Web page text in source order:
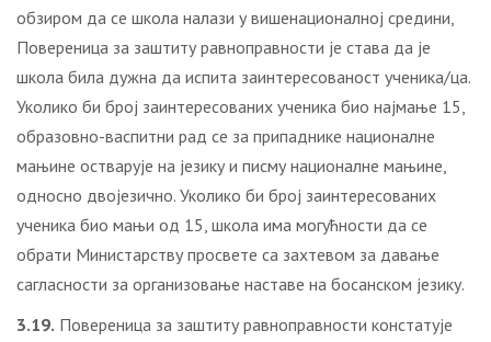
обзиром да се школа налази у вишенационалној средини,
Повереница за заштиту равноправности је става да је
школа била дужна да испита заинтересованост ученика/ца.
Уколико би број заинтересованих ученика био најмање 15,
образовно-васпитни рад се за припаднике националне
мањине остварује на језику и писму националне мањине,
односно двојезично. Уколико би број заинтересованих
ученика био мањи од 15, школа има могућности да се
обрати Министарству просвете са захтевом за давање
сагласности за организовање наставе на босанском језику.
3.19. Повереница за заштиту равноправности констатује